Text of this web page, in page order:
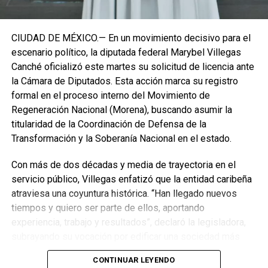
Recibe las noticias al instante
importantes de Quintana Roo directamente
CIUDAD DE MÉXICO.— En un movimiento decisivo para el
escenario político, la diputada federal Marybel Villegas
Canché oficializó este martes su solicitud de licencia ante
la Cámara de Diputados. Esta acción marca su registro
formal en el proceso interno del Movimiento de
Regeneración Nacional (Morena), buscando asumir la
titularidad de la Coordinación de Defensa de la
Transformación y la Soberanía Nacional en el estado.
Con más de dos décadas y media de trayectoria en el
servicio público, Villegas enfatizó que la entidad caribeña
atraviesa una coyuntura histórica. “Han llegado nuevos
tiempos y quiero ser parte de ellos, aportando
experiencia, trabajo y resultados”, declaró la legisladora,
justa, unida y equitativa.
CONTINUAR LEYENDO